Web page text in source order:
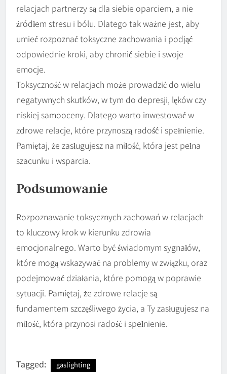
relacjach partnerzy są dla siebie oparciem, a nie
źródłem stresu i bólu. Dlatego tak ważne jest, aby
umieć rozpoznać toksyczne zachowania i podjąć
odpowiednie kroki, aby chronić siebie i swoje
emocje.
Toksyczność w relacjach może prowadzić do wielu
negatywnych skutków, w tym do depresji, lęków czy
niskiej samooceny. Dlatego warto inwestować w
zdrowe relacje, które przynoszą radość i spełnienie.
Pamiętaj, że zasługujesz na miłość, która jest pełna
szacunku i wsparcia.
Podsumowanie
Rozpoznawanie toksycznych zachowań w relacjach
to kluczowy krok w kierunku zdrowia
emocjonalnego. Warto być świadomym sygnałów,
które mogą wskazywać na problemy w związku, oraz
podejmować działania, które pomogą w poprawie
sytuacji. Pamiętaj, że zdrowe relacje są
fundamentem szczęśliwego życia, a Ty zasługujesz na
miłość, która przynosi radość i spełnienie.
Tagged: gaslighting